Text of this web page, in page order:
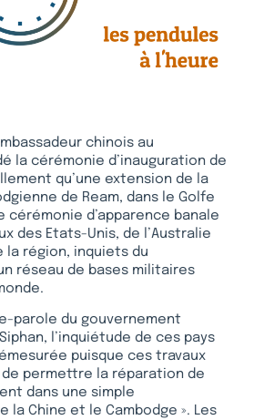
chinois au
la cérémonie d’inauguration de
qu’une extension de la
de Ream, dans le Golfe
cérémonie d’apparence banale
des Etats-Unis, de l’Australie
la région, inquiets du
réseau de bases militaires
parole du gouvernement
l’inquiétude de ces pays
puisque ces travaux
de permettre la réparation de
dans une simple
la Chine et le Cambodge ». Les